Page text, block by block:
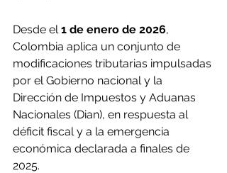
Desde el 1 de enero de 2026,
Colombia aplica un conjunto de
modificaciones tributarias impulsadas
por el Gobierno nacional y la
Dirección de Impuestos y Aduanas
Nacionales (Dian), en respuesta al
déficit fiscal y a la emergencia
económica declarada a finales de
2025.